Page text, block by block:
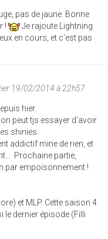
pas de jaune. Bonne
!
Je rajoute Lightning
en cours, et c'est pas
19/02/2014 à 22h57
hier.
peut tjs essayer d'avoir
shinies.
addictif mine de rien, et
Prochaine partie,
par empoisonnement !
et MLP. Cette saison 4
le dernier épisode (Filli